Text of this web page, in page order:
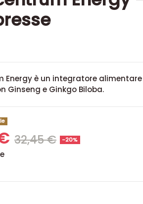
Energy è un integratore
Ginseng e Ginkgo Biloba.
32,45 € -20%